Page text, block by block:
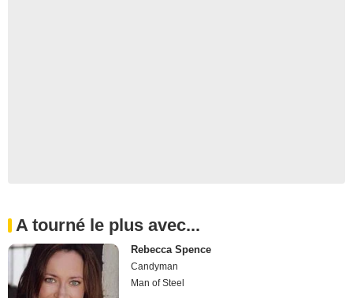
A tourné le plus avec...
Rebecca Spence
Candyman
Man of Steel